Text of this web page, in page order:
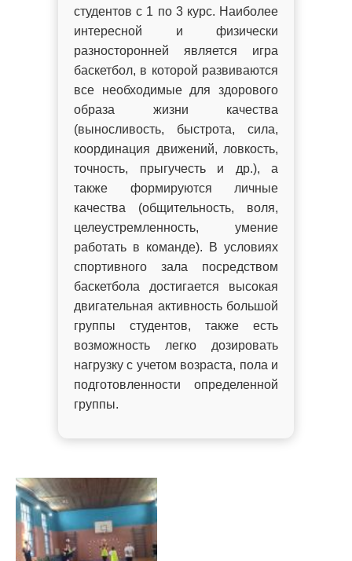
студентов с 1 по 3 курс. Наиболее
интересной и физически
разносторонней является игра
баскетбол, в которой развиваются
все необходимые для здорового
образа жизни качества
(выносливость, быстрота, сила,
координация движений, ловкость,
точность, прыгучесть и др.), а
также формируются личные
качества (общительность, воля,
целеустремленность, умение
работать в команде). В условиях
спортивного зала посредством
баскетбола достигается высокая
двигательная активность большой
группы студентов, также есть
возможность легко дозировать
нагрузку с учетом возраста, пола и
подготовленности определенной
группы.